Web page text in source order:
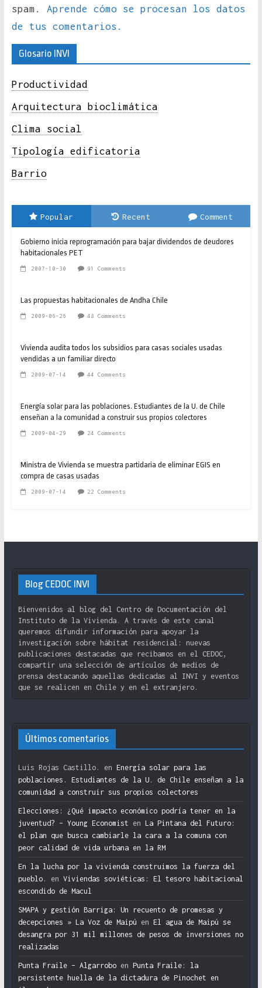
spam. Aprende cómo se procesan los datos
de tus comentarios.
Glosario INVI
Productividad
Arquitectura bioclimática
Clima social
Tipología edificatoria
Barrio
Popular Recent Comment
Gobierno inicia reprogramación para bajar dividendos de deudores
habitacionales PET
2007-10-30 91 Comments
Las propuestas habitacionales de Andha Chile
2009-06-26 48 Comments
Vivienda audita todos los subsidios para casas sociales usadas
vendidas a un familiar directo
2009-07-14 44 Comments
Energía solar para las poblaciones. Estudiantes de la U. de Chile
enseñan a la comunidad a construir sus propios colectores
2009-04-29 24 Comments
Ministra de Vivienda se muestra partidaria de eliminar EGIS en
compra de casas usadas
2009-07-14 22 Comments
Blog CEDOC INVI
Bienvenidos al blog del Centro de Documentación del
Instituto de la Vivienda. A través de este canal
queremos difundir información para apoyar la
investigación sobre hábitat residencial: nuevas
publicaciones destacadas que recibamos en el CEDOC,
compartir una selección de artículos de medios de
prensa destacando aquellas dedicadas al INVI y eventos
que se realicen en Chile y en el extranjero.
Últimos comentarios
Luis Rojas Castillo. en Energía solar para las
poblaciones. Estudiantes de la U. de Chile enseñan a la
comunidad a construir sus propios colectores
Elecciones: ¿Qué impacto económico podría tener en la
juventud? – Young Economist en La Pintana del Futuro:
el plan que busca cambiarle la cara a la comuna con
peor calidad de vida urbana en la RM
En la lucha por la vivienda construimos la fuerza del
pueblo.
en Viviendas soviéticas: El tesoro habitacional
escondido de Macul
SMAPA y gestión Barriga: Un recuento de promesas y
decepciones » La Voz de Maipú en El agua de Maipú se
desangra por 31 mil millones de pesos de inversiones no
realizadas
Punta Fraile – Algarroboen Punta Fraile: la
persistente huella de la dictadura de Pinochet en